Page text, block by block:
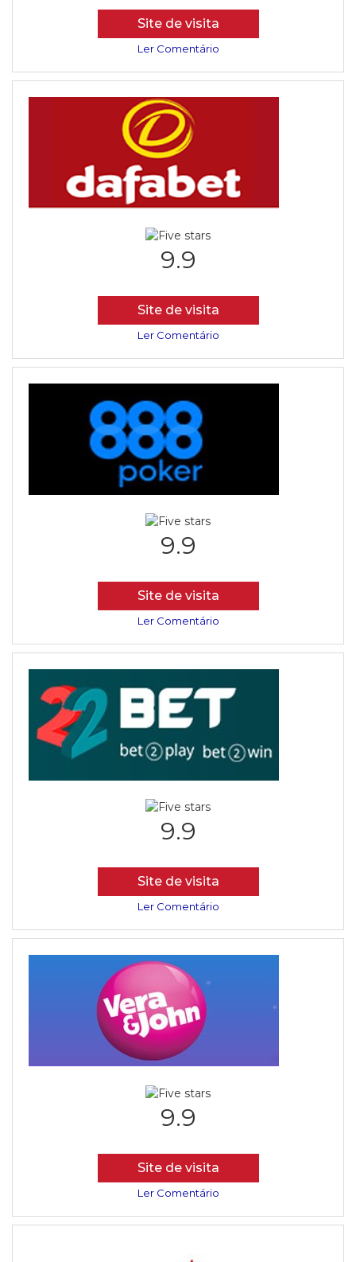
Site de visita
Ler Comentário
9.9
Site de visita
Ler Comentário
9.9
Site de visita
Ler Comentário
9.9
Site de visita
Ler Comentário
9.9
Site de visita
Ler Comentário